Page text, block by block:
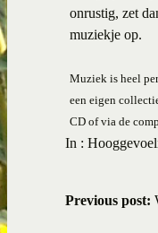
onrustig, zet
muziekje op.
Muziek is heel
een eigen
CD of via de
In :
Previous post: